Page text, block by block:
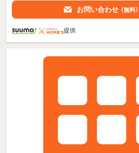
お問い合わせ （無料）
提供